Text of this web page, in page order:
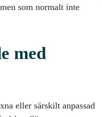
som normalt inte
med
eller särskilt anpassad